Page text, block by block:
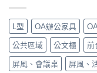
中
市
大
雅
區〉
中
L型 OA辦公家具
公共區域
公文櫃 前
屏風、會議桌
屏風、